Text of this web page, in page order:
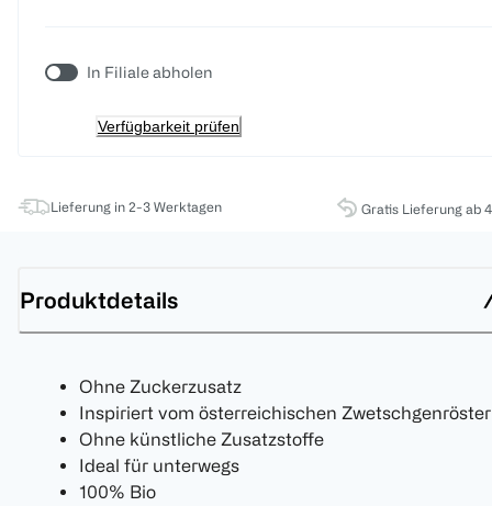
In Filiale abholen
Verfügbarkeit prüfen
Lieferung in 2-3 Werktagen Gratis Lieferung ab
Produktdetails
Ohne Zuckerzusatz
Inspiriert vom österreichischen Zwetschgenröster
Ohne künstliche Zusatzstoffe
Ideal für unterwegs
100% Bio